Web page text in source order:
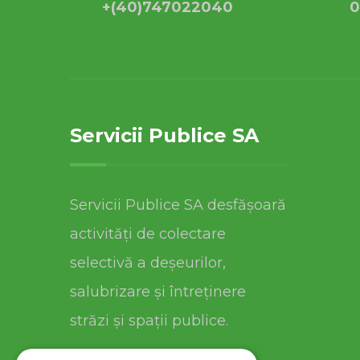
+(40)747022040
Servicii Publice SA
Servicii Publice SA desfășoară
activități de colectare
selectivă a deșeurilor,
salubrizare și întreținere
străzi și spații publice.